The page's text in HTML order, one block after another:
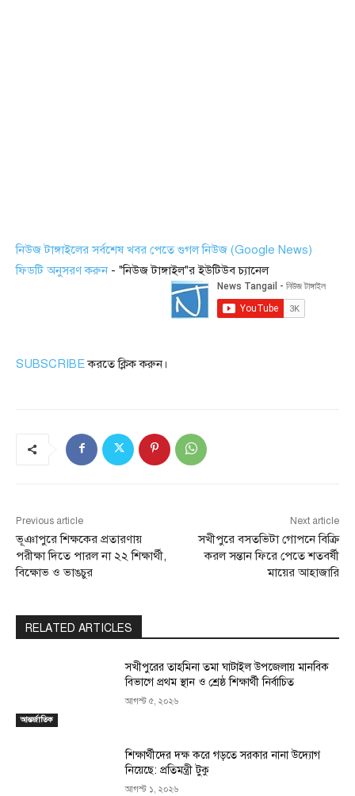
নিউজ টাঙ্গাইলের সর্বশেষ খবর পেতে গুগল নিউজ (Google News)
ফিডটি অনুসরণ করুন - "নিউজ টাঙ্গাইল"র ইউটিউব চ্যানেল
SUBSCRIBEকরতে ক্লিক করুন।
Previous article
ভূঞাপুরে শিক্ষকের প্রতারণায়
পরীক্ষা দিতে পারল না ২২ শিক্ষার্থী,
বিক্ষোভ ও ভাঙচুর
Next article
সখীপুরে বসতভিটা গোপনে বিক্রি
করল সন্তান ফিরে পেতে শতবর্ষী
মায়ের আহাজারি
RELATED ARTICLES
আন্তর্জাতিক
সখীপুরের তাহমিনা তমা ঘাটাইল উপজেলায় মানবিক
বিভাগে প্রথম স্থান ও শ্রেষ্ঠ শিক্ষার্থী নির্বাচিত
আগস্ট ৫, ২০২৬
শিক্ষার্থীদের দক্ষ করে গড়তে সরকার নানা উদ্যোগ
নিয়েছে: প্রতিমন্ত্রী টুকু
আগস্ট ১, ২০২৬